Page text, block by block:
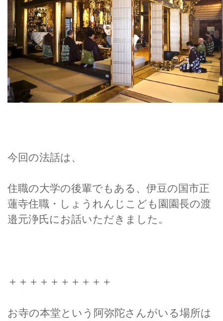
今回の法話は、
住職の大学の後輩でもある、伊豆の国市正
蓮寺住職・しょうれんじこども園園長の渡
邉元浄氏にお話いただきました。
＋＋＋＋＋＋＋＋＋＋
お寺の本堂という阿弥陀さんがいる場所は